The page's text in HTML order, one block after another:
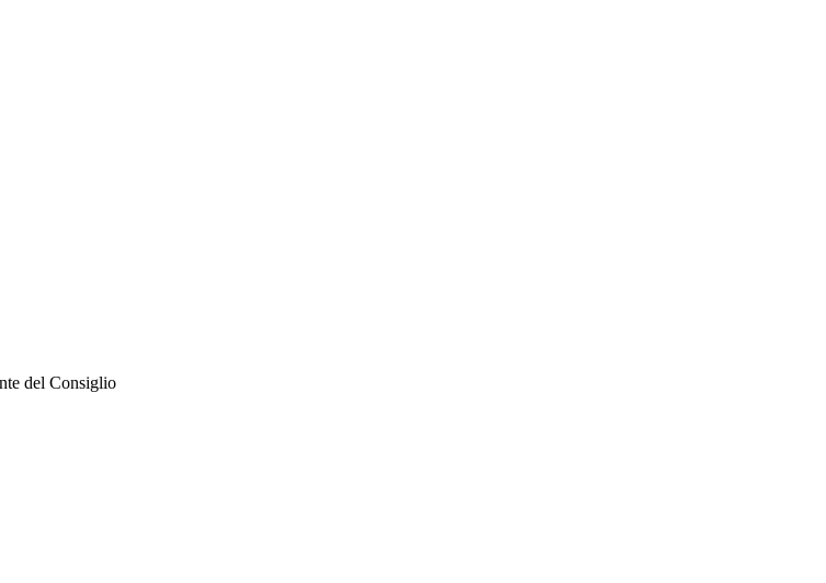
del Consiglio